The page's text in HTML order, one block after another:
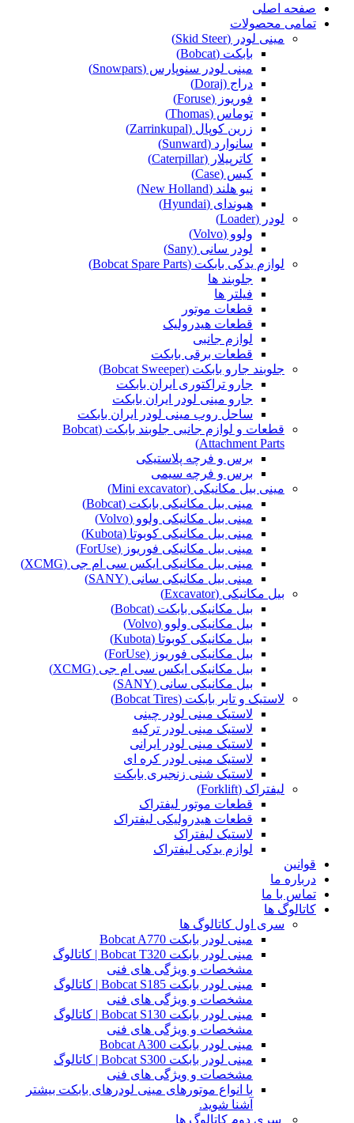
صفحه اصلی
تمامی محصولات
مینی لودر (Skid Steer)
بابکت (Bobcat)
مینی لودر سنوپارس (Snowpars)
دراج (Doraj)
فوریوز (Foruse)
توماس (Thomas)
زرین کوپال (Zarrinkupal)
سانوارد (Sunward)
کاترپیلار (Caterpillar)
کیس (Case)
نیو هلند (New Holland)
هیوندای (Hyundai)
لودر (Loader)
ولوو (Volvo)
لودر سانی (Sany)
لوازم یدکی بابکت (Bobcat Spare Parts)
جلوبند ها
فیلتر ها
قطعات موتور
قطعات هیدرولیک
لوازم جانبی
قطعات برقی بابکت
جلوبند جارو بابکت (Bobcat Sweeper)
جارو تراکتوری ایران بابکت
جارو مینی لودر ایران بابکت
ساحل روب مینی لودر ایران بابکت
قطعات و لوازم جانبی جلوبند بابکت (Bobcat
Attachment Parts)
برس و فرچه پلاستیکی
برس و فرچه سیمی
مینی بیل مکانیکی (Mini excavator)
مینی بیل مکانیکی بابکت (Bobcat)
مینی بیل مکانیکی ولوو (Volvo)
مینی بیل مکانیکی کوبوتا (Kubota)
مینی بیل مکانیکی فوریوز (ForUse)
مینی بیل مکانیکی ایکس سی ام جی (XCMG)
مینی بیل مکانیکی سانی (SANY)
بیل مکانیکی (Excavator)
بیل مکانیکی بابکت (Bobcat)
بیل مکانیکی ولوو (Volvo)
بیل مکانیکی کوبوتا (Kubota)
بیل مکانیکی فوریوز (ForUse)
بیل مکانیکی ایکس سی ام جی (XCMG)
بیل مکانیکی سانی (SANY)
لاستیک و تایر بابکت (Bobcat Tires)
لاستیک مینی لودر چینی
لاستیک مینی لودر ترکیه
لاستیک مینی لودر ایرانی
لاستیک مینی لودر کره ای
لاستیک شنی زنجیری بابکت
لیفتراک (Forklift)
قطعات موتور لیفتراک
قطعات هیدرولیکی لیفتراک
لاستیک لیفتراک
لوازم یدکی لیفتراک
قوانین
درباره ما
تماس با ما
کاتالوگ ها
سری اول کاتالوگ ها
مینی لودر بابکت Bobcat A770
مینی لودر بابکت Bobcat T320 | کاتالوگ
مشخصات و ویژگی های فنی
مینی لودر بابکت Bobcat S185 | کاتالوگ
مشخصات و ویژگی های فنی
مینی لودر بابکت Bobcat S130 | کاتالوگ
مشخصات و ویژگی های فنی
مینی لودر بابکت Bobcat A300
مینی لودر بابکت Bobcat S300 | کاتالوگ
مشخصات و ویژگی های فنی
با انواع موتورهای مینی لودرهای بابکت بیشتر
آشنا شوید.
سری دوم کاتالوگ ها